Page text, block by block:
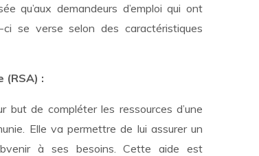
qu’aux demandeurs d’emploi qui ont
se verse selon des caractéristiques
(RSA) :
de compléter les ressources d’une
Elle va permettre de lui assurer un
à ses besoins. Cette aide est